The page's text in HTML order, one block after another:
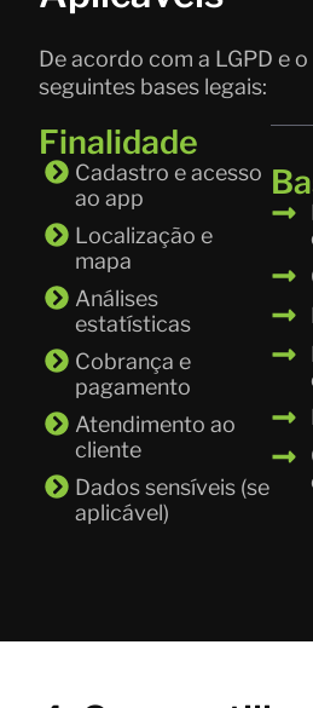
De acordo com a LGPD e
seguintes bases legais:
Finalidade
Cadastro e acesso
ao app
Localização e
mapa
Análises
estatísticas
Cobrança e
pagamento
Atendimento ao
cliente
Dados sensíveis (se
aplicável)